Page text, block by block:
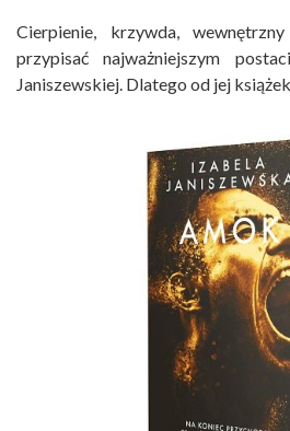
Cierpienie, krzywda,
przypisać najważniejszym
Janiszewskiej. Dlatego od jej